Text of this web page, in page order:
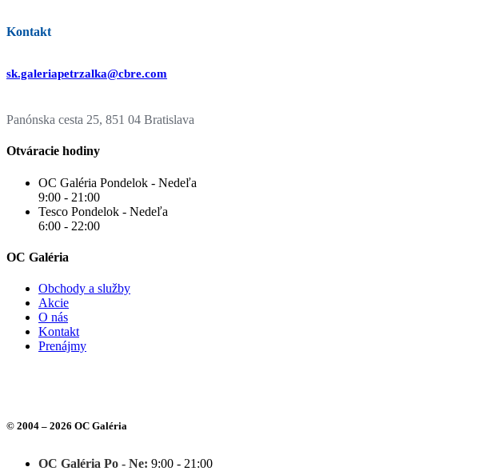
Kontakt
sk.galeriapetrzalka@cbre.com
Panónska cesta 25, 851 04 Bratislava
Otváracie hodiny
OC Galéria Pondelok - Nedeľa
9:00 - 21:00
Tesco Pondelok - Nedeľa
6:00 - 22:00
OC Galéria
Obchody a služby
Akcie
O nás
Kontakt
Prenájmy
© 2004 – 2026 OC Galéria
Close
OC Galéria Po - Ne: 9:00 - 21:00